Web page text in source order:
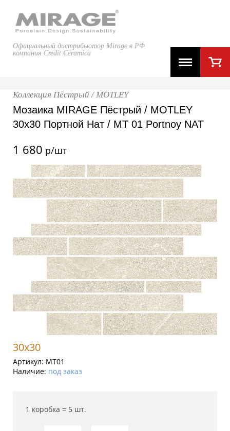
Официальный дистрибьютор Mirage в РФ
компания Credit Ceramica
Коллекция Пёстрый / MOTLEY
Мозаика MIRAGE Пёстрый / MOTLEY
30x30 Портной Нат / MT 01 Portnoy NAT
1 680 р/шт
30x30
Артикул: MT01
Наличие: под заказ
1 коробка = 5 шт.